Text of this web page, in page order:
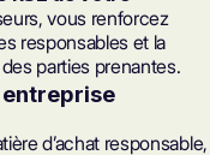
vous renforcez
responsables et la
parties prenantes.
d’achat responsable,